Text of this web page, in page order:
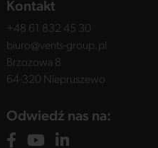
Kontakt
+48 61 832 45 30
biuro@vents-group.pl
Brzozowa 8
64-320 Niepruszewo
Odwiedź nas na: